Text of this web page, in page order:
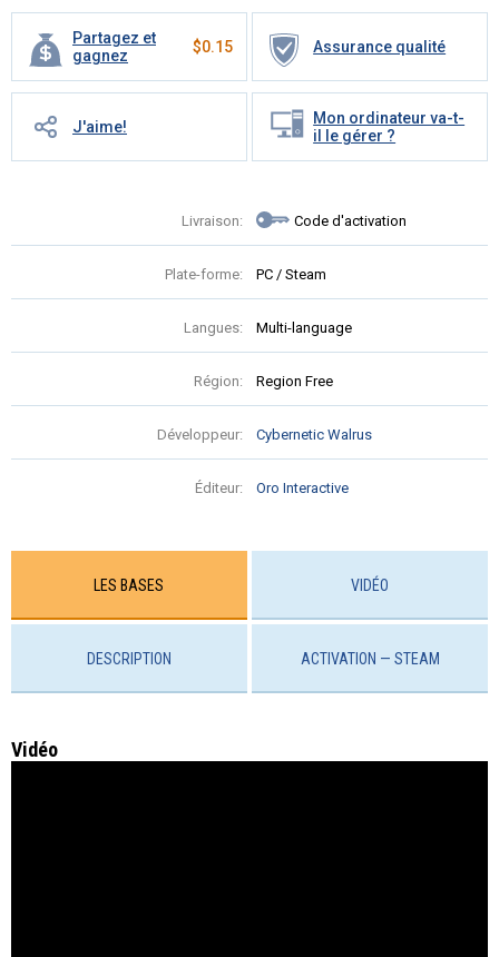
Partagez et
gagnez
$0.15 Assurance qualité
J'aime!
Mon ordinateur va-t-
il le gérer ?
Livraison: Code d'activation
Plate-forme: PC / Steam
Langues: Multi-language
Région: Region Free
Développeur: Cybernetic Walrus
Éditeur: Oro Interactive
LES BASES VIDÉO
DESCRIPTION ACTIVATION — STEAM
Vidéo